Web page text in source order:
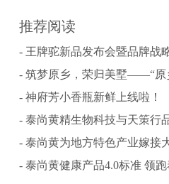
推荐阅读
- 王牌驼新品发布会暨品牌战
- 筑梦原乡，荣归美墅——“原
- 神府芳小香瓶新鲜上线啦！
- 泰尚黄精生物科技与天策行
- 泰尚黄为地方特色产业嫁接
- 泰尚黄健康产品4.0标准 领